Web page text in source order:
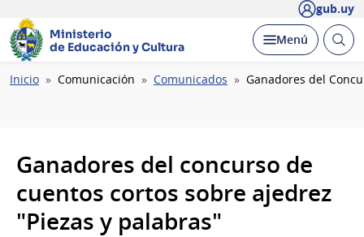
gub.uy
Ministerio
de Educación y Cultura
Desplegar
Menú Abrir
Ruta
Inicio Comunicación Comunicados Ganadores del
Ganadores del concurso de
cuentos cortos sobre ajedrez
"Piezas y palabras"